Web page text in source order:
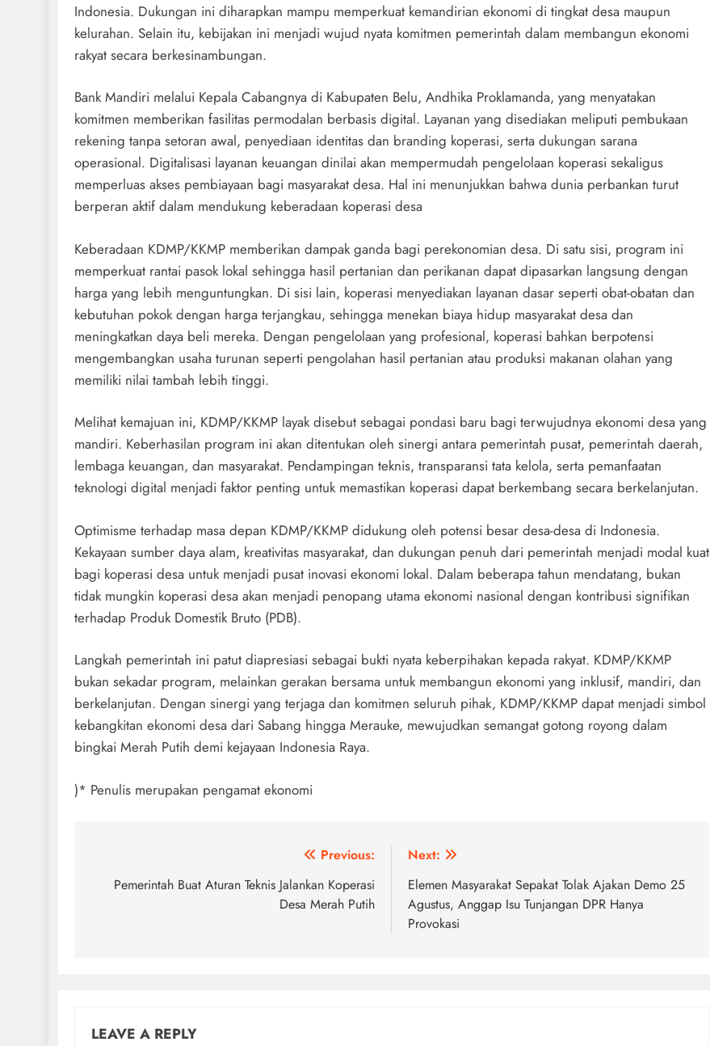
Indonesia. Dukungan ini diharapkan mampu memperkuat kemandirian ekonomi di tingkat desa maupun
kelurahan. Selain itu, kebijakan ini menjadi wujud nyata komitmen pemerintah dalam membangun ekonomi
rakyat secara berkesinambungan.
Bank Mandiri melalui Kepala Cabangnya di Kabupaten Belu, Andhika Proklamanda, yang menyatakan
komitmen memberikan fasilitas permodalan berbasis digital. Layanan yang disediakan meliputi pembukaan
rekening tanpa setoran awal, penyediaan identitas dan branding koperasi, serta dukungan sarana
operasional. Digitalisasi layanan keuangan dinilai akan mempermudah pengelolaan koperasi sekaligus
memperluas akses pembiayaan bagi masyarakat desa. Hal ini menunjukkan bahwa dunia perbankan turut
berperan aktif dalam mendukung keberadaan koperasi desa
Keberadaan KDMP/KKMP memberikan dampak ganda bagi perekonomian desa. Di satu sisi, program ini
memperkuat rantai pasok lokal sehingga hasil pertanian dan perikanan dapat dipasarkan langsung dengan
harga yang lebih menguntungkan. Di sisi lain, koperasi menyediakan layanan dasar seperti obat-obatan dan
kebutuhan pokok dengan harga terjangkau, sehingga menekan biaya hidup masyarakat desa dan
meningkatkan daya beli mereka. Dengan pengelolaan yang profesional, koperasi bahkan berpotensi
mengembangkan usaha turunan seperti pengolahan hasil pertanian atau produksi makanan olahan yang
memiliki nilai tambah lebih tinggi.
Melihat kemajuan ini, KDMP/KKMP layak disebut sebagai pondasi baru bagi terwujudnya ekonomi desa yang
mandiri. Keberhasilan program ini akan ditentukan oleh sinergi antara pemerintah pusat, pemerintah daerah,
lembaga keuangan, dan masyarakat. Pendampingan teknis, transparansi tata kelola, serta pemanfaatan
teknologi digital menjadi faktor penting untuk memastikan koperasi dapat berkembang secara berkelanjutan.
Optimisme terhadap masa depan KDMP/KKMP didukung oleh potensi besar desa-desa di Indonesia.
Kekayaan sumber daya alam, kreativitas masyarakat, dan dukungan penuh dari pemerintah menjadi modal kuat
bagi koperasi desa untuk menjadi pusat inovasi ekonomi lokal. Dalam beberapa tahun mendatang, bukan
tidak mungkin koperasi desa akan menjadi penopang utama ekonomi nasional dengan kontribusi signifikan
terhadap Produk Domestik Bruto (PDB).
Langkah pemerintah ini patut diapresiasi sebagai bukti nyata keberpihakan kepada rakyat. KDMP/KKMP
bukan sekadar program, melainkan gerakan bersama untuk membangun ekonomi yang inklusif, mandiri, dan
berkelanjutan. Dengan sinergi yang terjaga dan komitmen seluruh pihak, KDMP/KKMP dapat menjadi simbol
kebangkitan ekonomi desa dari Sabang hingga Merauke, mewujudkan semangat gotong royong dalam
bingkai Merah Putih demi kejayaan Indonesia Raya.
)* Penulis merupakan pengamat ekonomi
navigation
Previous:
Pemerintah Buat Aturan Teknis Jalankan Koperasi
Desa Merah Putih
Next:
Elemen Masyarakat Sepakat Tolak Ajakan Demo 25
Agustus, Anggap Isu Tunjangan DPR Hanya
Provokasi
LEAVE A REPLY